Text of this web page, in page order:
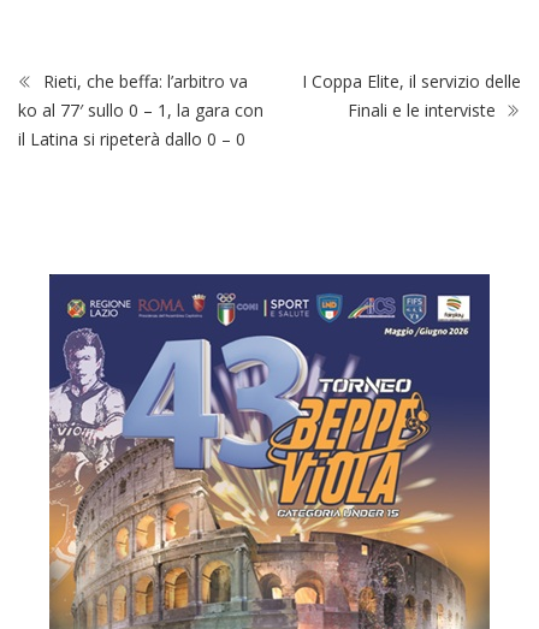
Rieti, che beffa: l’arbitro va
ko al 77′ sullo 0 – 1, la gara con
il Latina si ripeterà dallo 0 – 0
I Coppa Elite, il servizio delle
Finali e le interviste